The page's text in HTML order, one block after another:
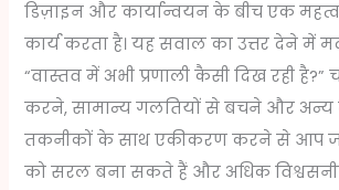
डिज़ाइन और कार्यान्वयन के बीच एक
कार्य करता है। यह सवाल का उत्तर देने में
“वास्तव में अभी प्रणाली कैसी दिख रही
करने, सामान्य गलतियों से बचने और अन्य
तकनीकों के साथ एकीकरण करने से आप
को सरल बना सकते हैं और अधिक